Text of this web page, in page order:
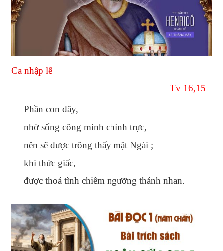
Ca nhập lễ
Tv 16,15
Phần con đây,
nhờ sống công minh chính trực,
nên sẽ được trông thấy mặt Ngài ;
khi thức giấc,
được thoả tình chiêm ngưỡng thánh nhan.